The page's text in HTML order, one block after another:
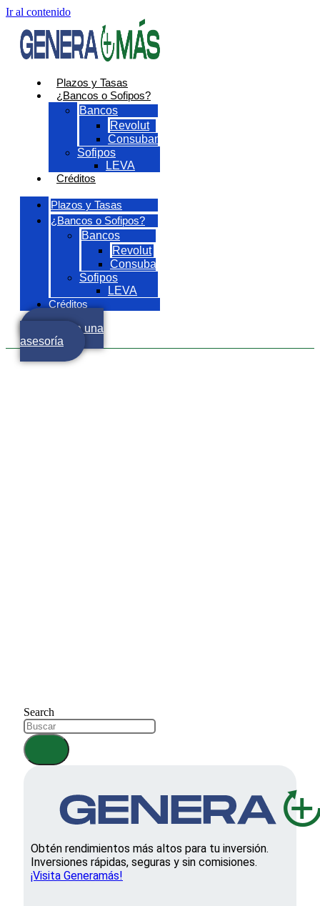
Ir al contenido
Plazos y Tasas
¿Bancos o Sofipos?
Bancos
Revolut
Consubanco
Sofipos
LEVA
Créditos
Plazos y Tasas
¿Bancos o Sofipos?
Bancos
Revolut
Consubanco
Sofipos
LEVA
Créditos
Agenda una
asesoría
Search
Obtén rendimientos más altos para tu inversión.
Inversiones rápidas, seguras y sin comisiones.
¡Visita Generamás!